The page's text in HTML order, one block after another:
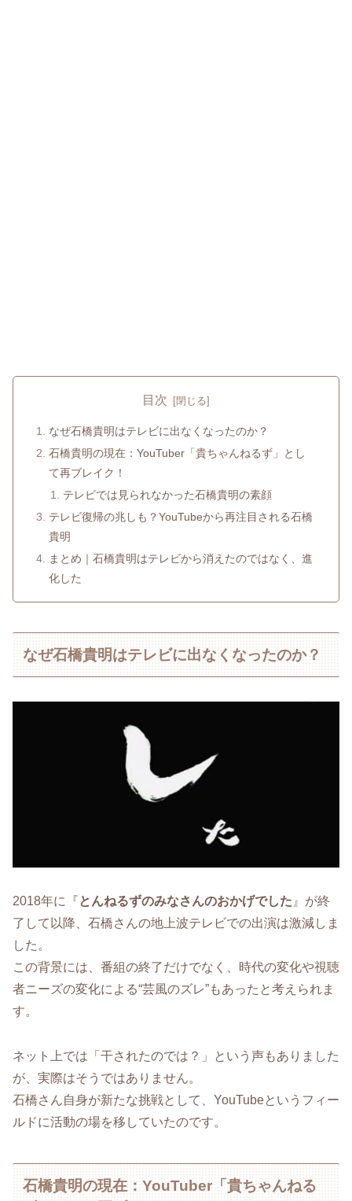
目次
なぜ石橋貴明はテレビに出なくなったのか？
石橋貴明の現在：YouTuber「貴ちゃんねるず」とし
て再ブレイク！
テレビでは見られなかった石橋貴明の素顔
テレビ復帰の兆しも？YouTubeから再注目される石橋
貴明
まとめ｜石橋貴明はテレビから消えたのではなく、進
化した
なぜ石橋貴明はテレビに出なくなったのか？
2018年に『とんねるずのみなさんのおかげでした 』が終
了して以降、石橋さんの地上波テレビでの出演は激減しま
した。
この背景には、番組の終了だけでなく、時代の変化や視聴
者ニーズの変化による“芸風のズレ”もあったと考えられま
す。
ネット上では「干されたのでは？」という声もありました
が、実際はそうではありません。
石橋さん自身が新たな挑戦として、YouTubeというフィー
ルドに活動の場を移していたのです。
石橋貴明の現在：YouTuber「貴ちゃんねる